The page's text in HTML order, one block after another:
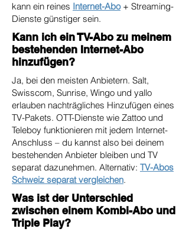
kann ein reines Internet-Abo+ Streaming-
Dienste günstiger sein.
Kann ich ein TV-Abo zu meinem
bestehenden Internet-Abo
hinzufügen?
Ja, bei den meisten Anbietern. Salt,
Swisscom, Sunrise, Wingo und yallo
erlauben nachträgliches Hinzufügen eines
TV-Pakets. OTT-Dienste wie Zattoo und
Teleboy funktionieren mit jedem Internet-
Anschluss – du kannst also bei deinem
bestehenden Anbieter bleiben und TV
separat dazunehmen. Alternativ: TV-Abos
Schweiz separat vergleichen.
Was ist der Unterschied
zwischen einem Kombi-Abo und
Triple Play?